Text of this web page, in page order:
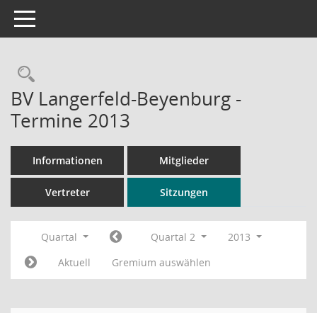
Toggle navigation
Rechercheauswahl
BV Langerfeld-Beyenburg -
Termine 2013
Informationen Mitglieder
Vertreter Sitzungen
Quartal Quartal 2
2013
Aktuell
Gremium auswählen